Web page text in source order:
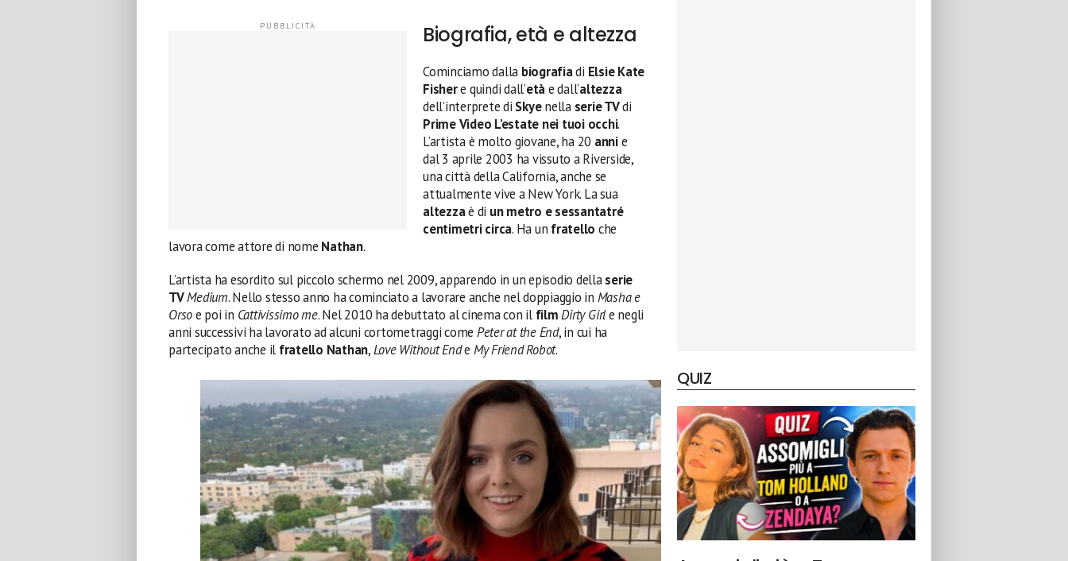
Biografia, età e altezza
Cominciamo dalla biografiadi Elsie Kate
Fishere quindi dall’etàe dall’altezza
dell’interprete di Skyenella serie TVdi
Prime Video L’estate nei tuoi occhi.
L’artista è molto giovane, ha 20 annie
dal 3 aprile 2003 ha vissuto a Riverside,
una città della California, anche se
attualmente vive a New York. La sua
altezzaè di un metro e sessantatré
centimetri circa. Ha un fratello che
lavora come attore di nome Nathan.
L’artista ha esordito sul piccolo schermo nel 2009, apparendo in un episodio dellaserie
TVMedium. Nello stesso anno ha cominciato a lavorare anche nel doppiaggio in Masha e
Orsoe poi in Cattivissimo me. Nel 2010 ha debuttato al cinema con il film Dirty Girle negli
anni successivi ha lavorato ad alcuni cortometraggi come Peter at the End, in cui ha
partecipato anche il fratello Nathan,Love Without Ende My Friend Robot.
QUIZ